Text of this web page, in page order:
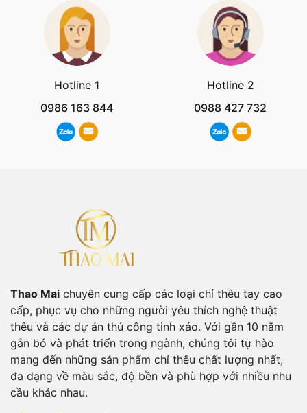
Hotline 1
0986 163 844
Hotline 2
0988 427 732
Thao Mai chuyên cung cấp các loại chỉ thêu tay cao
cấp, phục vụ cho những người yêu thích nghệ thuật
thêu và các dự án thủ công tinh xảo. Với gần 10 năm
gắn bó và phát triển trong ngành, chúng tôi tự hào
mang đến những sản phẩm chỉ thêu chất lượng nhất,
đa dạng về màu sắc, độ bền và phù hợp với nhiều nhu
cầu khác nhau.